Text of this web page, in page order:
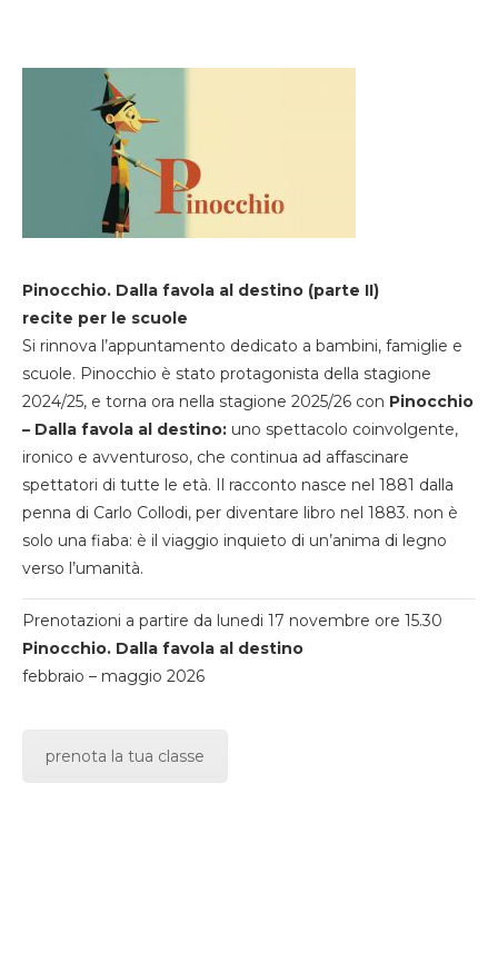
Pinocchio. Dalla favola al destino (parte II)
recite per le scuole
Si rinnova l’appuntamento dedicato a bambini, famiglie e
scuole. Pinocchio è stato protagonista della stagione
2024/25, e torna ora nella stagione 2025/26 con Pinocchio
– Dalla favola al destino: uno spettacolo coinvolgente,
ironico e avventuroso, che continua ad affascinare
spettatori di tutte le età. Il racconto nasce nel 1881 dalla
penna di Carlo Collodi, per diventare libro nel 1883. non è
solo una fiaba: è il viaggio inquieto di un’anima di legno
verso l’umanità.
Prenotazioni a partire da lunedi 17 novembre ore 15.30
Pinocchio. Dalla favola al destino
febbraio – maggio 2026
prenota la tua classe